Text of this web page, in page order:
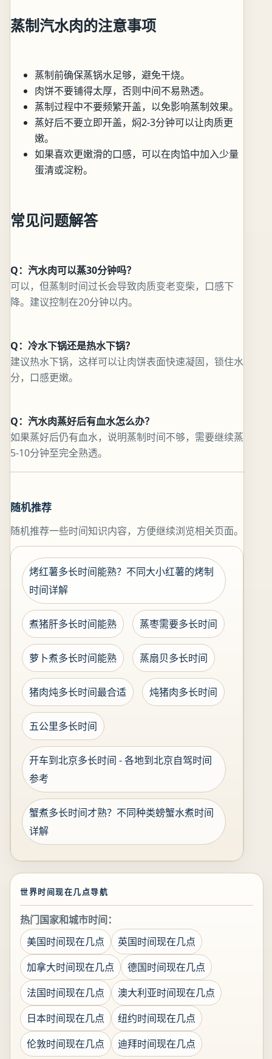
蒸制汽水肉的注意事项
蒸制前确保蒸锅水足够，避免干烧。
肉饼不要铺得太厚，否则中间不易熟透。
蒸制过程中不要频繁开盖，以免影响蒸制效果。
蒸好后不要立即开盖，焖2-3分钟可以让肉质更
嫩。
如果喜欢更嫩滑的口感，可以在肉馅中加入少量
蛋清或淀粉。
常见问题解答
Q：汽水肉可以蒸30分钟吗？
可以，但蒸制时间过长会导致肉质变老变柴，口感下
降。建议控制在20分钟以内。
Q：冷水下锅还是热水下锅？
建议热水下锅，这样可以让肉饼表面快速凝固，锁住水
分，口感更嫩。
Q：汽水肉蒸好后有血水怎么办？
如果蒸好后仍有血水，说明蒸制时间不够，需要继续蒸
5-10分钟至完全熟透。
随机推荐
随机推荐一些时间知识内容，方便继续浏览相关页面。
烤红薯多长时间能熟？不同大小红薯的烤制
时间详解
煮猪肝多长时间能熟 蒸枣需要多长时间
萝卜煮多长时间能熟 蒸扇贝多长时间
猪肉炖多长时间最合适 炖猪肉多长时间
五公里多长时间
开车到北京多长时间 - 各地到北京自驾时间
参考
蟹煮多长时间才熟？不同种类螃蟹水煮时间
详解
世界时间现在几点导航
热门国家和城市时间：
美国时间现在几点
英国时间现在几点
加拿大时间现在几点
德国时间现在几点
法国时间现在几点
澳大利亚时间现在几点
日本时间现在几点
纽约时间现在几点
伦敦时间现在几点
迪拜时间现在几点